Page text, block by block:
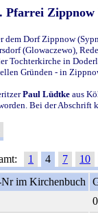
Pfarrei
dem Dorf Zippnow
(Glowaczewo),
in
Gründen - in
Paul Lüdtke aus
Bei der Abschrift
1 4 7 10
im Kirchenbuch